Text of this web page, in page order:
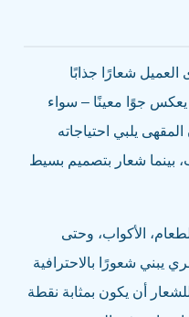
شعارًا جذابًا
يعكس جوًا معينًا – سواء
يلبي احتياجاته
بينما شعار بتصميم بسيط
الأكواب، وحتى
يبني شعورًا بالاحترافية
أن يكون بمثابة نقطة